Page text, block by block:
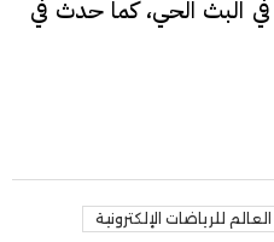
في البث الحي، كما حدث في
للرياضات الإلكترونية